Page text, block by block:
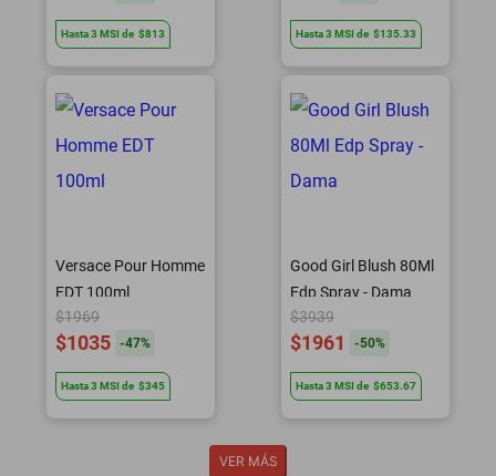
Hasta3 MSIde $813 Hasta3 MSIde $135.33
Versace Pour Homme
EDT 100ml
$1969
$1035 -47%
Hasta3 MSIde $345
Good Girl Blush 80Ml
Edp Spray - Dama
$3939
$1961 -50%
Hasta3 MSIde $653.67
VER MÁS